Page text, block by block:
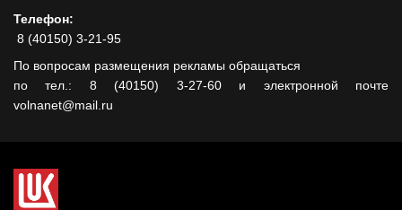
Телефон:
8 (40150) 3-21-95
По вопросам размещения рекламы обращаться
по тел.: 8 (40150) 3-27-60 и электронной почте
volnanet@mail.ru